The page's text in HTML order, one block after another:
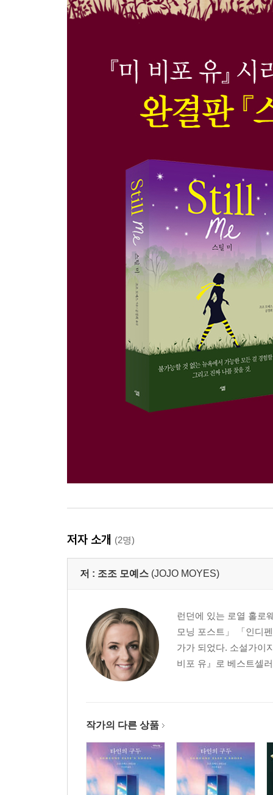
저자 소개 (2명)
저 : 조조 모예스 (JOJO MOYES)
런던에 있는 로열 홀로
모닝 포스트」 「인디
가가 되었다. 소설가이
비포 유』로 베스트셀
작가의 다른 상품